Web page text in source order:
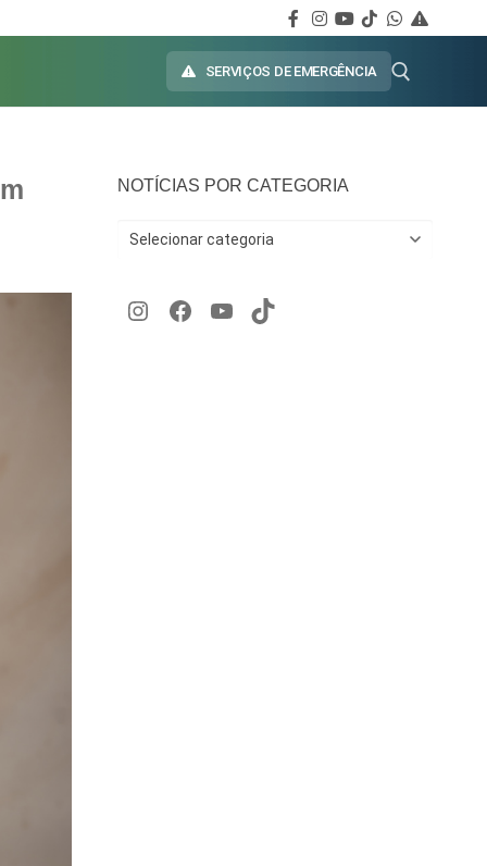
SERVIÇOS DE EMERGÊNCIA
NOTÍCIAS POR CATEGORIA